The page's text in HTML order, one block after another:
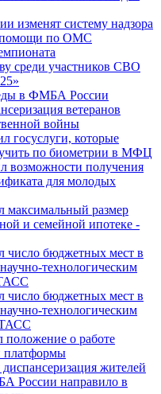
изменят систему надзора
по ОМС
среди участников СВО
в ФМБА России
ветеранов
войны
госуслуги, которые
по биометрии в МФЦ
возможности получения
для молодых
максимальный размер
и семейной ипотеке -
число бюджетных мест в
технологическим
число бюджетных мест в
технологическим
ТАСС
положение о работе
платформы
жителей
России направило в